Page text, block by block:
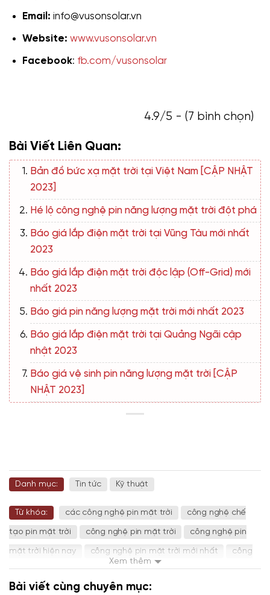
Email: info@vusonsolar.vn
Website: www.vusonsolar.vn
Facebook: fb.com/vusonsolar
4.9/5 - (7 bình chọn)
Bài Viết Liên Quan:
Bản đồ bức xạ mặt trời tại Việt Nam [CẬP NHẬT
2023]
Hé lộ công nghệ pin năng lượng mặt trời đột phá
Báo giá lắp điện mặt trời tại Vũng Tàu mới nhất
2023
Báo giá lắp điện mặt trời độc lập (Off-Grid) mới
nhất 2023
Báo giá pin năng lượng mặt trời mới nhất 2023
Báo giá lắp điện mặt trời tại Quảng Ngãi cập
nhật 2023
Báo giá vệ sinh pin năng lượng mặt trời [CẬP
NHẬT 2023]
Danh mục: Tin tức Kỹ thuật
Xem thêm
Từ khóa: các công nghệ pin mặt trời công nghệ chế
tạo pin mặt trời công nghệ pin mặt trời công nghệ pin
mặt trời hiện nay công nghệ pin mặt trời mới nhất công
nghệ pin năng lượng mặt trời công nghệ pin năng lượng mặt
trời mới nhất công nghệ sản xuất pin mặt trời
Bài viết cùng chuyên mục: